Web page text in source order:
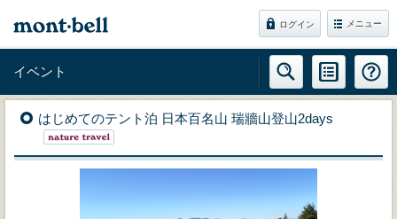
ログイン メニュー
イベント
はじめてのテント泊 日本百名山 瑞牆山登山2days